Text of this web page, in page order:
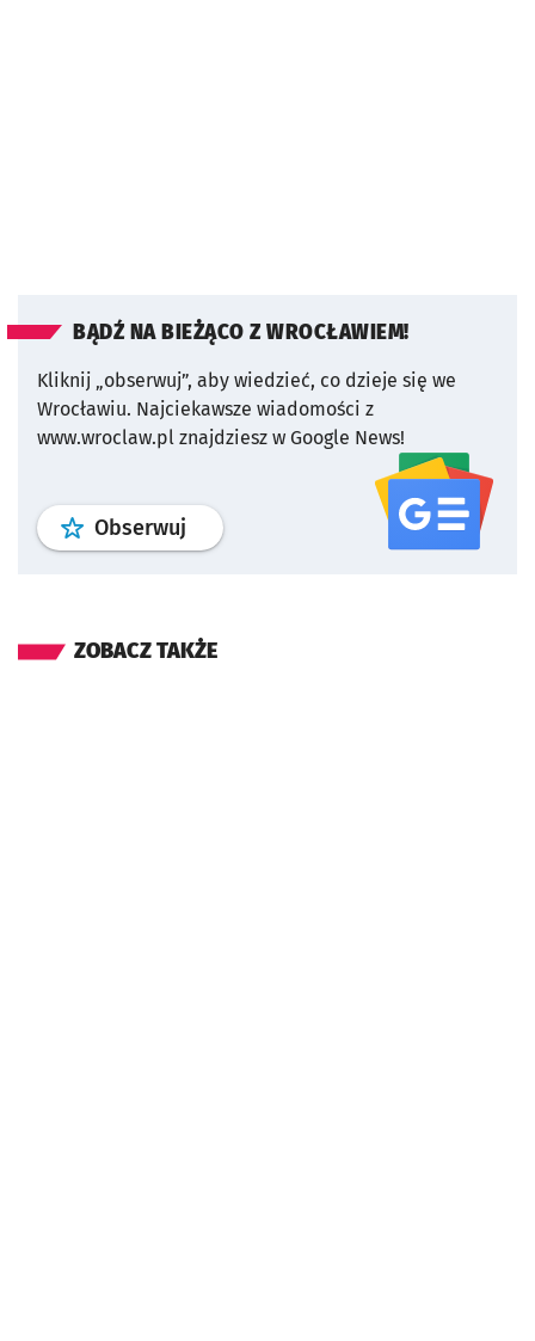
BĄDŹ NA BIEŻĄCO Z WROCŁAWIEM!
Kliknij „obserwuj”, aby wiedzieć, co dzieje się we
Wrocławiu. Najciekawsze wiadomości z
www.wroclaw.pl znajdziesz w Google News!
Obserwuj profil serwisu
ZOBACZ TAKŻE